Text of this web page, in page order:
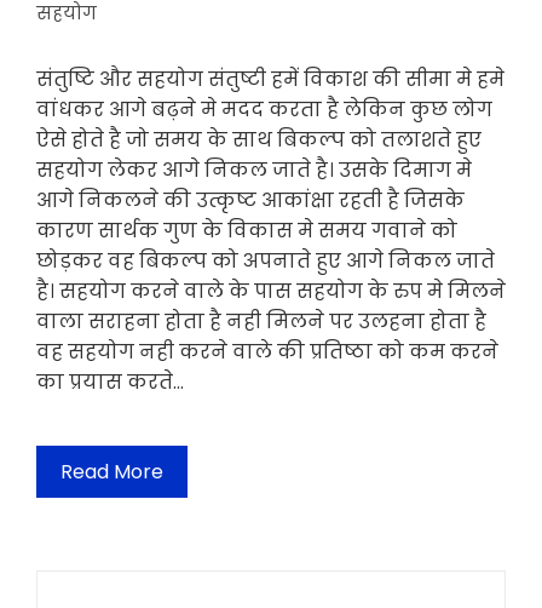
सहयोग
संतुष्टि और सहयोग संतुष्टी हमें विकाश की सीमा मे हमे
वांधकर आगे बढ़ने मे मदद करता है लेकिन कुछ लोग
ऐसे होते है जो समय के साथ बिकल्प को तलाशते हुए
सहयोग लेकर आगे निकल जाते है। उसके दिमाग मे
आगे निकलने की उत्कृष्ट आकांक्षा रहती है जिसके
कारण सार्थक गुण के विकास मे समय गवाने को
छोड़कर वह बिकल्प को अपनाते हुए आगे निकल जाते
है। सहयोग करने वाले के पास सहयोग के रुप मे मिलने
वाला सराहना होता है नही मिलने पर उलहना होता है
वह सहयोग नही करने वाले की प्रतिष्ठा को कम करने
का प्रयास करते…
Read More